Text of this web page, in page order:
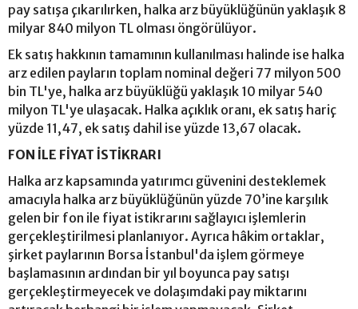
pay satışa çıkarılırken, halka arz büyüklüğünün yaklaşık 8
milyar 840 milyon TL olması öngörülüyor.
Ek satış hakkının tamamının kullanılması halinde ise halka
arz edilen payların toplam nominal değeri 77 milyon 500
bin TL'ye, halka arz büyüklüğü yaklaşık 10 milyar 540
milyon TL'ye ulaşacak. Halka açıklık oranı, ek satış hariç
yüzde 11,47, ek satış dahil ise yüzde 13,67 olacak.
FON İLE FİYAT İSTİKRARI
Halka arz kapsamında yatırımcı güvenini desteklemek
amacıyla halka arz büyüklüğünün yüzde 70’ine karşılık
gelen bir fon ile fiyat istikrarını sağlayıcı işlemlerin
gerçekleştirilmesi planlanıyor. Ayrıca hâkim ortaklar,
şirket paylarının Borsa İstanbul'da işlem görmeye
başlamasının ardından bir yıl boyunca pay satışı
gerçekleştirmeyecek ve dolaşımdaki pay miktarını